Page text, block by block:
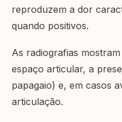
reproduzem a dor
quando positivos.
As radiografias
espaço articular, a
papagaio) e, em casos
articulação.